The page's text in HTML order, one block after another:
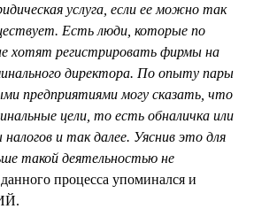
услуга, если ее можно так
Есть люди, которые по
хотят регистрировать фирмы на
директора. По опыту пары
предприятиями могу сказать, что
цели, то есть обналичка или
и так далее. Уяснив это для
такой деятельностью не
процесса упоминался и